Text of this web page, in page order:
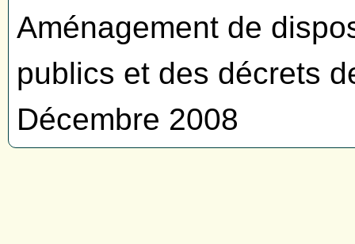
Aménagement de
publics et des décrets
Décembre 2008